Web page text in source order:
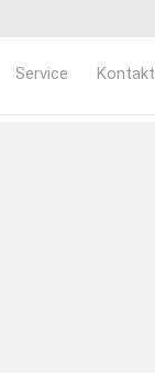
Service Kontakt